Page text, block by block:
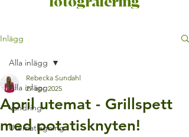
Inlägg
Alla inlägg
Vandring
Utematlagning
Alla inlägg
April utemat - Grillspett
med potatisknyten!
Rebecka Sundahl
27 apr. 2025